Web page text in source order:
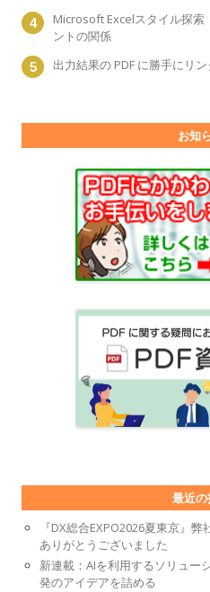
Microsoft Excelスタイル探索
ントの関係
出力結果の PDF に勝手にリ
お知
最近の
『DX総合EXPO2026夏東京』
ありがとうございました
新連載：AIを利用するソリュー
発のアイデアを詰める